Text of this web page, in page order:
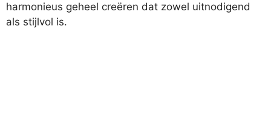
harmonieus geheel creëren dat zowel uitnodigend
als stijlvol is.